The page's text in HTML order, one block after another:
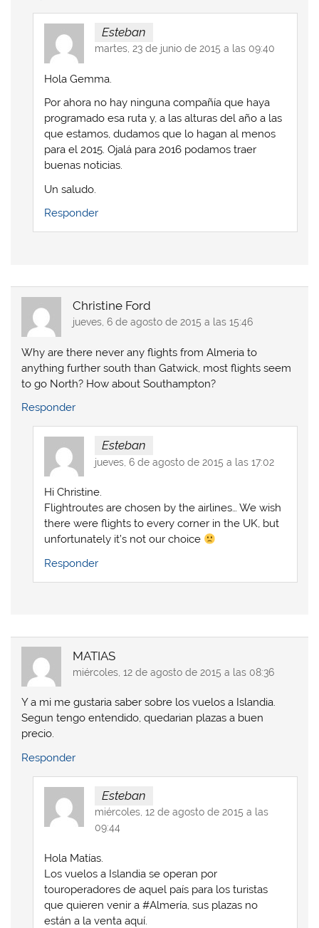
Esteban
martes, 23 de junio de 2015 a las 09:40
Hola Gemma.
Por ahora no hay ninguna compañía que haya
programado esa ruta y, a las alturas del año a las
que estamos, dudamos que lo hagan al menos
para el 2015. Ojalá para 2016 podamos traer
buenas noticias.
Un saludo.
Responder
Christine Ford
jueves, 6 de agosto de 2015 a las 15:46
Why are there never any flights from Almeria to
anything further south than Gatwick, most flights seem
to go North? How about Southampton?
Responder
Esteban
jueves, 6 de agosto de 2015 a las 17:02
Hi Christine.
Flightroutes are chosen by the airlines… We wish
there were flights to every corner in the UK, but
unfortunately it’s not our choice
Responder
MATIAS
miércoles, 12 de agosto de 2015 a las 08:36
Y a mi me gustaria saber sobre los vuelos a Islandia.
Segun tengo entendido, quedarian plazas a buen
precio.
Responder
Esteban
miércoles, 12 de agosto de 2015 a las
09:44
Hola Matías.
Los vuelos a Islandia se operan por
touroperadores de aquel país para los turistas
que quieren venir a #Almería, sus plazas no
están a la venta aquí.